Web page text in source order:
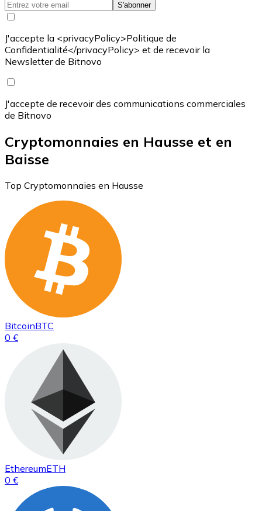
S'abonner
J'accepte la <privacyPolicy>Politique de
Confidentialité</privacyPolicy> et de recevoir la
Newsletter de Bitnovo
J'accepte de recevoir des communications commerciales
de Bitnovo
Cryptomonnaies en Hausse et en
Baisse
Top Cryptomonnaies en Hausse
BitcoinBTC
0 €
EthereumETH
0 €